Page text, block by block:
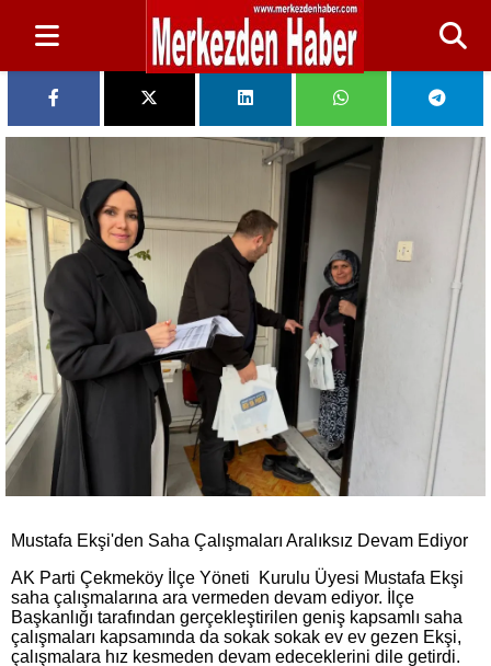
Mustafa Ekşi'den Saha Çalışmaları Aralıksız Devam Ediyor
AK Parti Çekmeköy İlçe Yöneti Kurulu Üyesi Mustafa Ekşi
saha çalışmalarına ara vermeden devam ediyor. İlçe
Başkanlığı tarafından gerçekleştirilen geniş kapsamlı saha
çalışmaları kapsamında da sokak sokak ev ev gezen Ekşi,
çalışmalara hız kesmeden devam edeceklerini dile getirdi.